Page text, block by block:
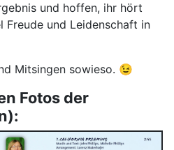
und hoffen, ihr hört
Freude und Leidenschaft in
Mitsingen sowieso. 😉
Fotos der